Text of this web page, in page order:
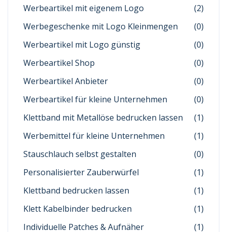
Werbeartikel mit eigenem Logo
(2)
Werbegeschenke mit Logo Kleinmengen
(0)
Werbeartikel mit Logo günstig
(0)
Werbeartikel Shop
(0)
Werbeartikel Anbieter
(0)
Werbeartikel für kleine Unternehmen
(0)
Klettband mit Metallöse bedrucken lassen
(1)
Werbemittel für kleine Unternehmen
(1)
Stauschlauch selbst gestalten
(0)
Personalisierter Zauberwürfel
(1)
Klettband bedrucken lassen
(1)
Klett Kabelbinder bedrucken
(1)
Individuelle Patches & Aufnäher
(1)